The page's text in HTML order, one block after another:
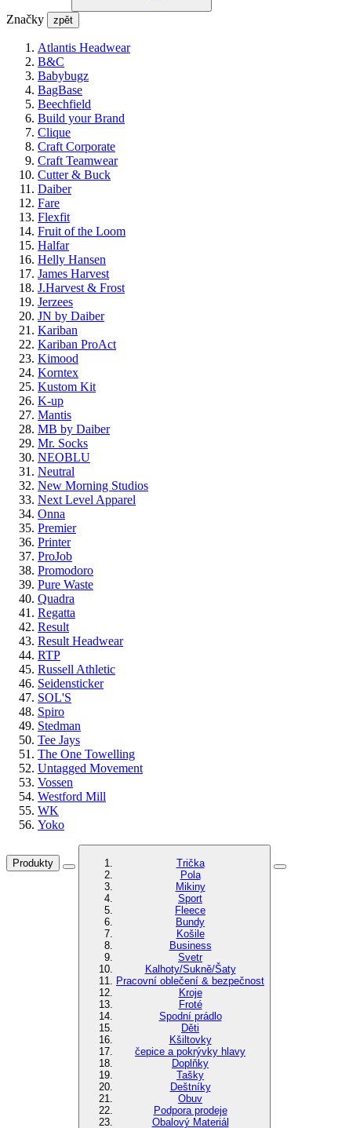
Značky zpět
Atlantis Headwear
B&C
Babybugz
BagBase
Beechfield
Build your Brand
Clique
Craft Corporate
Craft Teamwear
Cutter & Buck
Daiber
Fare
Flexfit
Fruit of the Loom
Halfar
Helly Hansen
James Harvest
J.Harvest & Frost
Jerzees
JN by Daiber
Kariban
Kariban ProAct
Kimood
Korntex
Kustom Kit
K-up
Mantis
MB by Daiber
Mr. Socks
NEOBLU
Neutral
New Morning Studios
Next Level Apparel
Onna
Premier
Printer
ProJob
Promodoro
Pure Waste
Quadra
Regatta
Result
Result Headwear
RTP
Russell Athletic
Seidensticker
SOL'S
Spiro
Stedman
Tee Jays
The One Towelling
Untagged Movement
Vossen
Westford Mill
WK
Yoko
Produkty
Trička
Pola
Mikiny
Sport
Fleece
Bundy
Košile
Business
Svetr
Kalhoty/Sukně/Šaty
Pracovní oblečení & bezpečnost
Kroje
Froté
Spodní prádlo
Děti
Kšiltovky
čepice a pokrývky hlavy
Doplňky
Tašky
Deštníky
Obuv
Podpora prodeje
Obalový Materiál